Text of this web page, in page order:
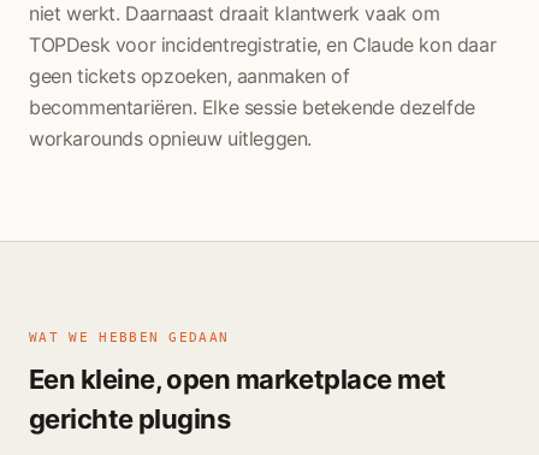
niet werkt. Daarnaast draait klantwerk vaak om
TOPDesk voor incidentregistratie, en Claude kon daar
geen tickets opzoeken, aanmaken of
becommentariëren. Elke sessie betekende dezelfde
workarounds opnieuw uitleggen.
WAT WE HEBBEN GEDAAN
Een kleine, open marketplace met
gerichte plugins